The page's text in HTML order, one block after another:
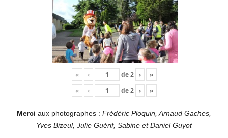
« ‹ de2 ›
»
«
‹ de2 › »
Merci aux photographes : Frédéric Ploquin, Arnaud Gaches,
Yves Bizeul, Julie Guérif, Sabine et Daniel Guyot